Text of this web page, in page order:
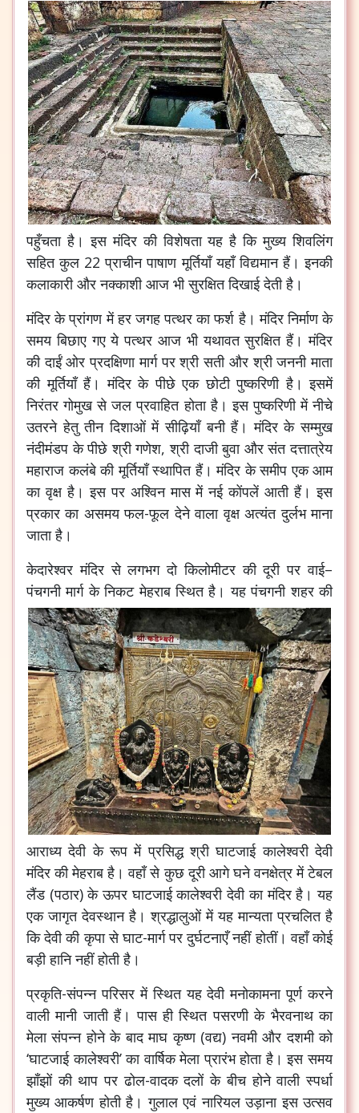
पहुँचता है। इस मंदिर की विशेषता यह है कि मुख्य शिवलिंग
सहित कुल 22 प्राचीन पाषाण मूर्तियाँ यहाँ विद्यमान हैं। इनकी
कलाकारी और नक्काशी आज भी सुरक्षित दिखाई देती है।
मंदिर के प्रांगण में हर जगह पत्थर का फर्श है। मंदिर निर्माण के
समय बिछाए गए ये पत्थर आज भी यथावत सुरक्षित हैं। मंदिर
की दाईं ओर प्रदक्षिणा मार्ग पर श्री सती और श्री जननी माता
की मूर्तियाँ हैं। मंदिर के पीछे एक छोटी पुष्करिणी है। इसमें
निरंतर गोमुख से जल प्रवाहित होता है। इस पुष्करिणी में नीचे
उतरने हेतु तीन दिशाओं में सीढ़ियाँ बनी हैं। मंदिर के सम्मुख
नंदीमंडप के पीछे श्री गणेश, श्री दाजी बुवा और संत दत्तात्रेय
महाराज कलंबे की मूर्तियाँ स्थापित हैं। मंदिर के समीप एक आम
का वृक्ष है। इस पर अश्विन मास में नई कोंपलें आती हैं। इस
प्रकार का असमय फल-फूल देने वाला वृक्ष अत्यंत दुर्लभ माना
जाता है।
केदारेश्वर मंदिर से लगभग दो किलोमीटर की दूरी पर वाई–
पंचगनी मार्ग के निकट मेहराब स्थित है।यह पंचगनी शहर की
आराध्य देवी के रूप में प्रसिद्ध श्री घाटजाई कालेश्वरी देवी
मंदिर की मेहराब है। वहाँ से कुछ दूरी आगे घने वनक्षेत्र में टेबल
लैंड (पठार) के ऊपर घाटजाई कालेश्वरी देवी का मंदिर है। यह
एक जागृत देवस्थान है। श्रद्धालुओं में यह मान्यता प्रचलित है
कि देवी की कृपा से घाट-मार्ग पर दुर्घटनाएँ नहीं होतीं। वहाँ कोई
बड़ी हानि नहीं होती है।
प्रकृति-संपन्न परिसर में स्थित यह देवी मनोकामना पूर्ण करने
वाली मानी जाती हैं। पास ही स्थित पसरणी के भैरवनाथ का
मेला संपन्न होने के बाद माघ कृष्ण (वद्य) नवमी और दशमी को
‘घाटजाई कालेश्वरी’ का वार्षिक मेला प्रारंभ होता है। इस समय
झाँझों की थाप पर ढोल-वादक दलों के बीच होने वाली स्पर्धा
मुख्य आकर्षण होती है। गुलाल एवं नारियल उड़ाना इस उत्सव